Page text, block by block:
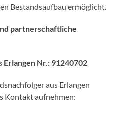
Bestandsaufbau ermöglicht.
partnerschaftliche
Erlangen Nr.: 91240702
aus Erlangen
Kontakt aufnehmen: